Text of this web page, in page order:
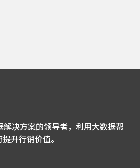
决方案的领导者，利用大数据帮
升行销价值。